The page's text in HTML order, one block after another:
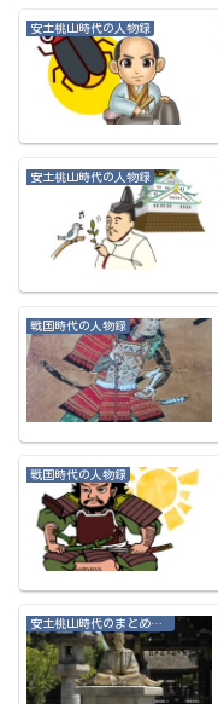
安土桃山時代の人物録
安土桃山時代の人物録
戦国時代の人物録
戦国時代の人物録
安土桃山時代のまとめ・その他記事